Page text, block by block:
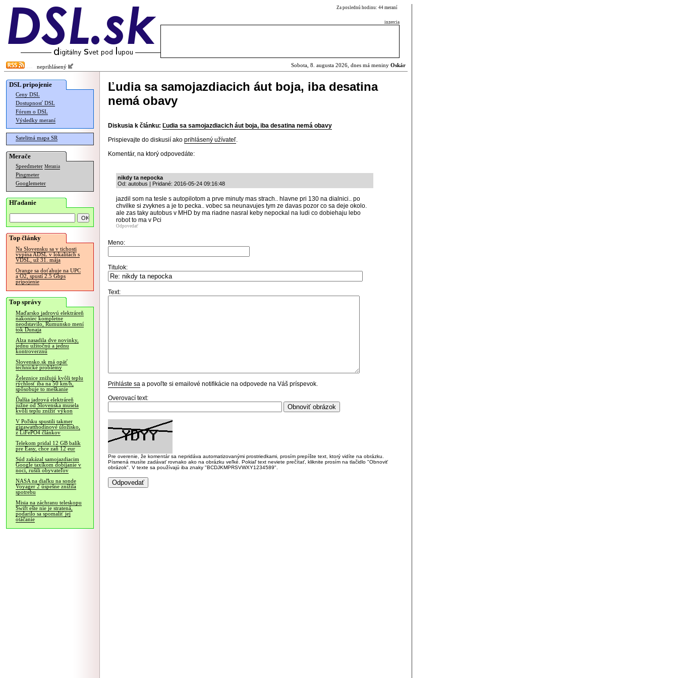
Za poslednú hodinu: 44 meraní
inzercia
neprihlásený Sobota, 8. augusta 2026, dnes má meniny Oskár
DSL pripojenie
Ceny DSL
Dostupnosť DSL
Fórum o DSL
Výsledky meraní
Satelitná mapa SR
Merače
Speedmeter Merania
Pingmeter
Googlemeter
Hľadanie
Top články
Na Slovensku sa v tichosti
vypína ADSL v lokalitách s
VDSL, už 31. mája
Orange sa doťahuje na UPC
a O2, spustí 2.5 Gbps
pripojenie
Top správy
Maďarsko jadrovú elektráreň
nakoniec kompletne
neodstavilo, Rumunsko mení
tok Dunaja
Alza nasadila dve novinky,
jednu užitočnú a jednu
kontroverznú
Slovensko.sk má opäť
technické problémy
Železnice znižujú kvôli teplu
rýchlosť iba na 50 km/h,
spôsobuje to meškanie
Ďalšia jadrová elektráreň
južne od Slovenska musela
kvôli teplu znížiť výkon
V Poľsku spustili takmer
gigawatthodinové úložisko,
z LiFePO4 článkov
Telekom pridal 12 GB balík
pre Easy, chce zaň 12 eur
Súd zakázal samojazdiacim
Google taxíkom dobíjanie v
noci, rušili obyvateľov
NASA na diaľku na sonde
Voyager 2 úspešne znížila
spotrebu
Misia na záchranu teleskopu
Swift ešte nie je stratená,
podarilo sa spomaliť jej
otáčanie
Ľudia sa samojazdiacich áut boja, iba desatina
nemá obavy
Diskusia k článku: Ľudia sa samojazdiacich áut boja, iba desatina nemá obavy
Prispievajte do diskusií ako prihlásený užívateľ.
Komentár, na ktorý odpovedáte:
nikdy ta nepocka
Od: autobus | Pridané: 2016-05-24 09:16:48
jazdil som na tesle s autopilotom a prve minuty mas strach.. hlavne pri 130 na dialnici.. po
chvilke si zvyknes a je to pecka.. vobec sa neunavujes tym ze davas pozor co sa deje okolo.
ale zas taky autobus v MHD by ma riadne nasral keby nepockal na ludi co dobiehaju lebo
robot to ma v Pci
Odpovedať
Meno:
Titulok:
Text:
Prihláste sa a povoľte si emailové notifikácie na odpovede na Váš príspevok.
Overovací text:
Pre overenie, že komentár sa nepridáva automatizovanými prostriedkami, prosím prepíšte text, ktorý vidíte na obrázku.
Písmená musíte zadávať rovnako ako na obrázku veľké. Pokiaľ text neviete prečítať, kliknite prosím na tlačidlo "Obnoviť
obrázok". V texte sa používajú iba znaky "BCDJKMPRSVWXY1234589".